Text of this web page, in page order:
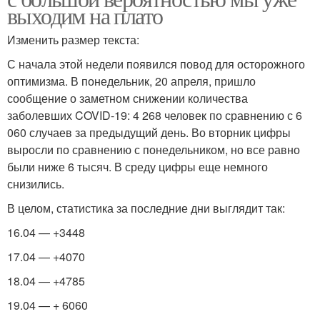
выходим на плато
Изменить размер текста:
С начала этой недели появился повод для осторожного
оптимизма. В понедельник, 20 апреля, пришло
сообщение о заметном снижении количества
заболевших COVID-19: 4 268 человек по сравнению с 6
060 случаев за предыдущий день. Во вторник цифры
выросли по сравнению с понедельником, но все равно
были ниже 6 тысяч. В среду цифры еще немного
снизились.
В целом, статистика за последние дни выглядит так:
16.04 — +3448
17.04 — +4070
18.04 — +4785
19.04 — + 6060